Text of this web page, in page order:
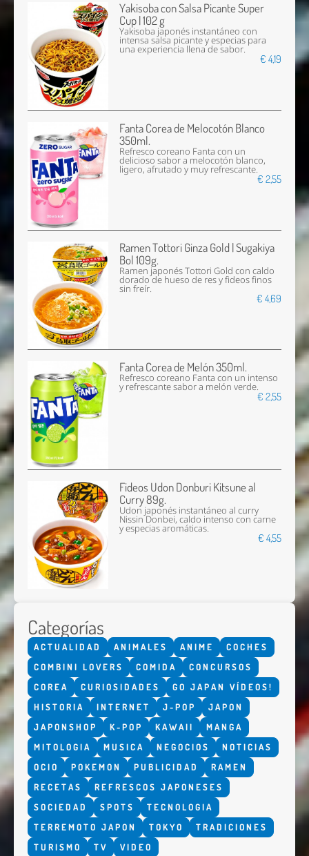
Yakisoba con Salsa Picante Super
Cup | 102 g
Yakisoba japonés instantáneo con
intensa salsa picante y especias para
una experiencia llena de sabor.
€ 4,19
Fanta Corea de Melocotón Blanco
350ml.
Refresco coreano Fanta con un
delicioso sabor a melocotón blanco,
ligero, afrutado y muy refrescante.
€ 2,55
Ramen Tottori Ginza Gold | Sugakiya
Bol 109g.
Ramen japonés Tottori Gold con caldo
dorado de hueso de res y fideos finos
sin freír.
€ 4,69
Fanta Corea de Melón 350ml.
Refresco coreano Fanta con un intenso
y refrescante sabor a melón verde.
€ 2,55
Fideos Udon Donburi Kitsune al
Curry 89g.
Udon japonés instantáneo al curry
Nissin Donbei, caldo intenso con carne
y especias aromáticas.
€ 4,55
Categorías
ACTUALIDAD ANIMALES ANIME
COCHES
COMBINI LOVERS
COMIDA
CONCURSOS
COREA
CURIOSIDADES
GO JAPAN VÍDEOS!
HISTORIA
INTERNET J-POP
JAPON
JAPONSHOP
K-POP KAWAII
MANGA
MITOLOGIA
MUSICA NEGOCIOS
NOTICIAS
OCIO
POKEMON PUBLICIDAD
RAMEN
RECETAS
REFRESCOS JAPONESES
SOCIEDAD
SPOTS
TECNOLOGIA
TERREMOTO JAPON
TOKYO
TRADICIONES
TURISMO
TV VIDEO